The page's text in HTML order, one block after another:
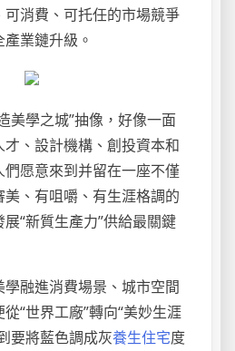
消費、可托任的市場競爭
業鏈升級。
美學之城”抽像，好像一面
、設計機構、創投資本和
愿意來到并留在一座不僅
、有咀嚼、有生涯格調的
“新質生產力”供給最關鍵
融進消費場景、城市空間
“世界工廠”轉向“美妙生涯
要將藍色調成灰養生住宅度